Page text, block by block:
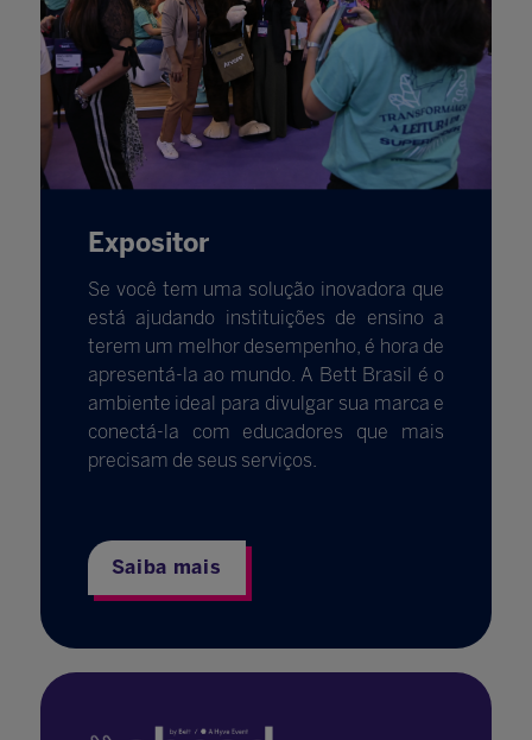
Expositor
Se você tem uma solução inovadora que
está ajudando instituições de ensino a
terem um melhor desempenho, é hora de
apresentá-la ao mundo. A Bett Brasil é o
ambiente ideal para divulgar sua marca e
conectá-la com educadores que mais
precisam de seus serviços.
Saiba mais